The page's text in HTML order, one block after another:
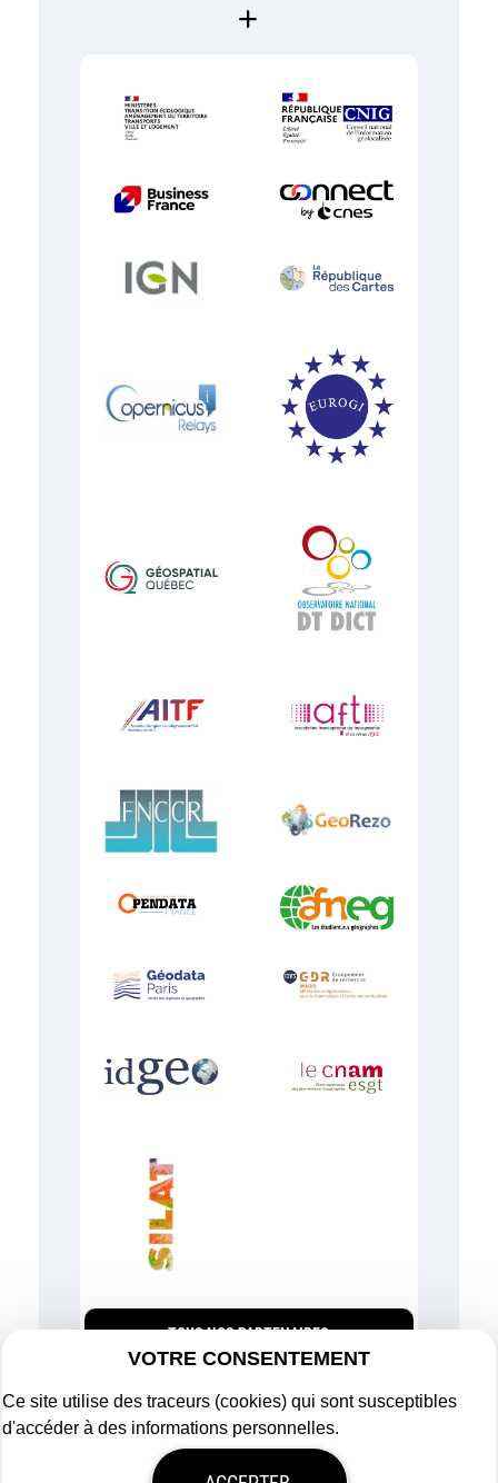
TOUS NOS PARTENAIRES
VOTRE CONSENTEMENT
Ce site utilise des traceurs (cookies) qui sont susceptibles
d'accéder à des informations personnelles.